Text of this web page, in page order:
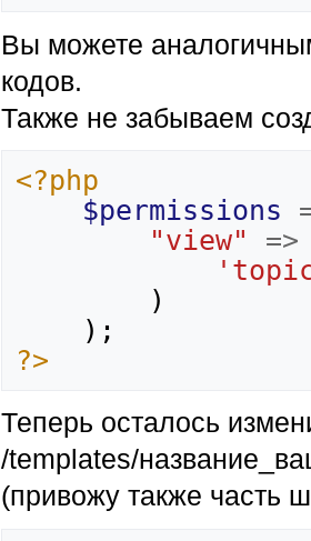
Вы можете
кодов.
Также не забываем
<?php
$permissions
"view"
=>
)
);
?>
Теперь осталось
/templates/
(привожу также часть